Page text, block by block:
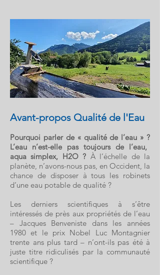
Avant-propos Qualité de l'Eau
Pourquoi parler de « qualité de l’eau » ?
L’eau n’est-elle pas toujours de l’eau,
aqua simplex, H2O ? À l’échelle de la
planète, n’avons-nous pas, en Occident, la
chance de disposer à tous les robinets
d’une eau potable de qualité ?
Les derniers scientifiques à s’être
intéressés de près aux propriétés de l’eau
– Jacques Benveniste dans les années
1980 et le prix Nobel Luc Montagnier
trente ans plus tard – n’ont-ils pas été à
juste titre ridiculisés par la communauté
scientifique ?